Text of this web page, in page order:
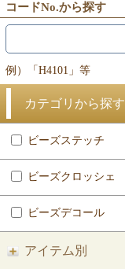
コードNo.から探す
例）「H4101」等
カテゴリから探す
ビーズステッチ
ビーズクロッシェ
ビーズデコール
アイテム別